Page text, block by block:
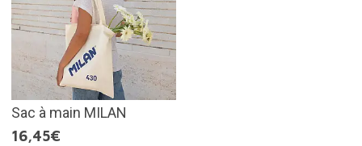
Sac à main MILAN
16,45€